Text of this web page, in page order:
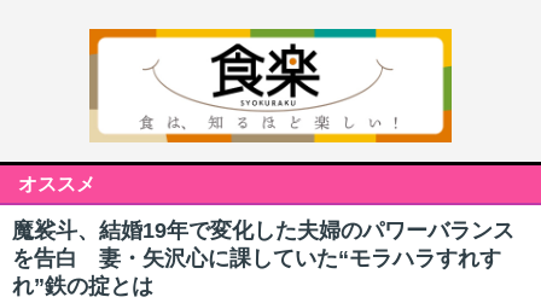
オススメ
魔裟斗、結婚19年で変化した夫婦のパワーバランス
を告白 妻・矢沢心に課していた“モラハラすれす
れ”鉄の掟とは